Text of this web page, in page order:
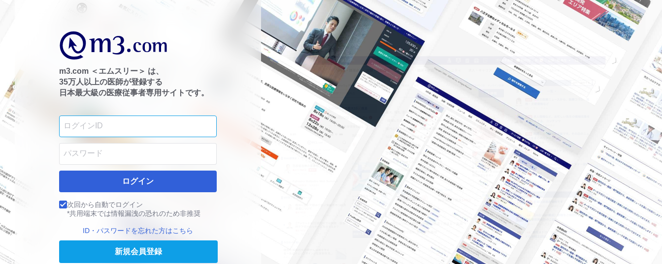
m3.com ＜エムスリー＞ は、
35万人以上の医師が登録する
日本最大級の医療従事者専用サイトです。
ログイン
次回から自動でログイン
*共用端末では情報漏洩の恐れのため非推奨
ID・パスワードを忘れた方はこちら
新規会員登録